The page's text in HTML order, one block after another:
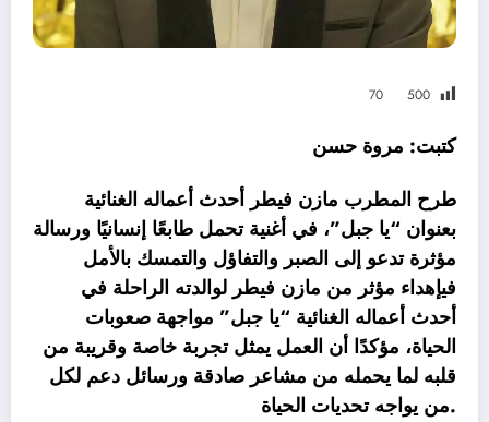
500
70
كتبت: مروة حسن
طرح المطرب مازن فيطر أحدث أعماله الغنائية
بعنوان “يا جبل”، في أغنية تحمل طابعًا إنسانيًا ورسالة
مؤثرة تدعو إلى الصبر والتفاؤل والتمسك بالأمل
فيإهداء مؤثر من مازن فيطر لوالدته الراحلة في
أحدث أعماله الغنائية “يا جبل” مواجهة صعوبات
الحياة، مؤكدًا أن العمل يمثل تجربة خاصة وقريبة من
قلبه لما يحمله من مشاعر صادقة ورسائل دعم لكل
من يواجه تحديات الحياة.